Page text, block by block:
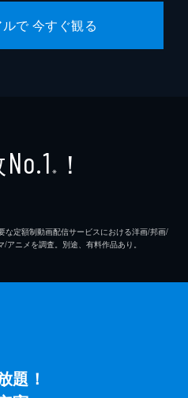
で 今すぐ観る
No.1 ※ ！
定額制動画配信サービスにおける洋画/邦画/
ニメを調査。別途、有料作品あり。
題！